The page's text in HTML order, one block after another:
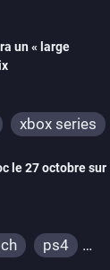
un « large
xbox series
le 27 octobre sur
ps4